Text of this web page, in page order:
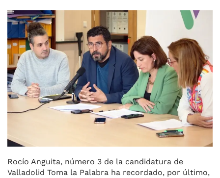
Rocío Anguita, número 3 de la candidatura de
Valladolid Toma la Palabra ha recordado, por último,